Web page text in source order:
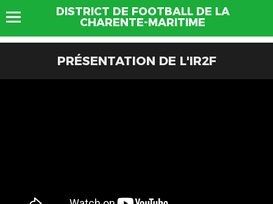
DISTRICT DE FOOTBALL DE LA
CHARENTE-MARITIME
PRÉSENTATION DE L'IR2F